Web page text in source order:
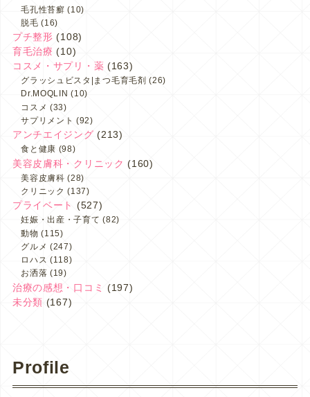
毛孔性苔癬 (10)
脱毛 (16)
プチ整形 (108)
育毛治療 (10)
コスメ・サプリ・薬 (163)
グラッシュビスタ|まつ毛育毛剤 (26)
Dr.MOQLIN (10)
コスメ (33)
サプリメント (92)
アンチエイジング (213)
食と健康 (98)
美容皮膚科・クリニック (160)
美容皮膚科 (28)
クリニック (137)
プライベート (527)
妊娠・出産・子育て (82)
動物 (115)
グルメ (247)
ロハス (118)
お洒落 (19)
治療の感想・口コミ
(197)
未分類 (167)
Profile